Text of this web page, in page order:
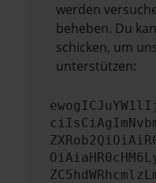
werden
beheben. Du
schicken, um
unterstützen: